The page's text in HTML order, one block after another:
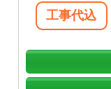
工事代込